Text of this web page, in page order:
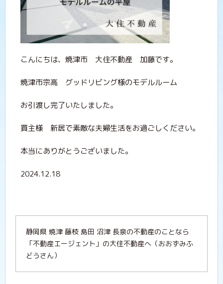
こんにちは、焼津市 大住不動産 加藤です。
焼津市宗高 グッドリビング様のモデルルーム
お引渡し完了いたしました。
買主様 新居で素敵な夫婦生活をお過ごしください。
本当にありがとうございました。
2024.12.18
静岡県 焼津 藤枝 島田 沼津 長泉の不動産のことなら
「不動産エージェント」の大住不動産へ（おおずみふ
どうさん）